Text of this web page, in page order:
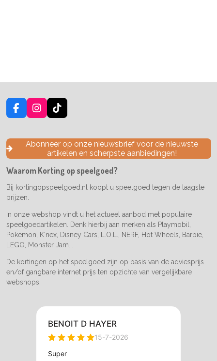
F
a
e
o
k
I
n
t
a
g
a
m
T
i
T
o
k
Abonneer op onze nieuwsbrief voor de nieuwste
artikelen en scherpste aanbiedingen!
Waarom Korting op speelgoed?
Bij kortingopspeelgoed.nl koopt u speelgoed tegen de laagste
prijzen.
In onze webshop vindt u het actueel aanbod met populaire
speelgoedartikelen. Denk hierbij aan merken als Playmobil,
Pokemon, K'nex, Disney Cars, L.O.L., NERF, Hot Wheels, Barbie,
LEGO, Monster Jam...
De kortingen op het speelgoed zijn op basis van de adviesprijs
en/of gangbare internet prijs ten opzichte van vergelijkbare
webshops.